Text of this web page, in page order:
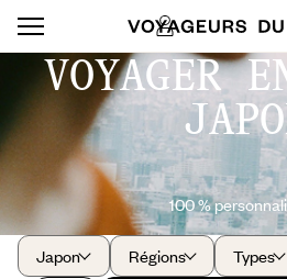
VOYAGER
100 %
Japon Régions
Types